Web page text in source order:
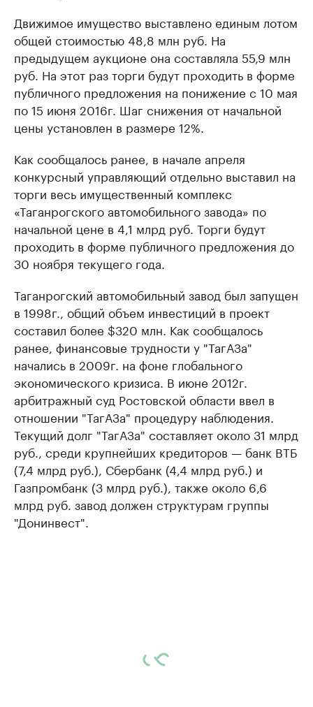
Движимое имущество выставлено единым лотом
общей стоимостью 48,8 млн руб. На
предыдущем аукционе она составляла 55,9 млн
руб. На этот раз торги будут проходить в форме
публичного предложения на понижение с 10 мая
по 15 июня 2016г. Шаг снижения от начальной
цены установлен в размере 12%.
Как сообщалось ранее, в начале апреля
конкурсный управляющий отдельно выставил на
торги весь имущественный комплекс
«Таганрогского автомобильного завода» по
начальной цене в 4,1 млрд руб. Торги будут
проходить в форме публичного предложения до
30 ноября текущего года.
Таганрогский автомобильный завод был запущен
в 1998г., общий объем инвестиций в проект
составил более $320 млн. Как сообщалось
ранее, финансовые трудности у "ТагАЗа"
начались в 2009г. на фоне глобального
экономического кризиса. В июне 2012г.
арбитражный суд Ростовской области ввел в
отношении "ТагАЗа" процедуру наблюдения.
Текущий долг "ТагАЗа" составляет около 31 млрд
руб., среди крупнейших кредиторов — банк ВТБ
(7,4 млрд руб.), Сбербанк (4,4 млрд руб.) и
Газпромбанк (3 млрд руб.), также около 6,6
млрд руб. завод должен структурам группы
"Донинвест".